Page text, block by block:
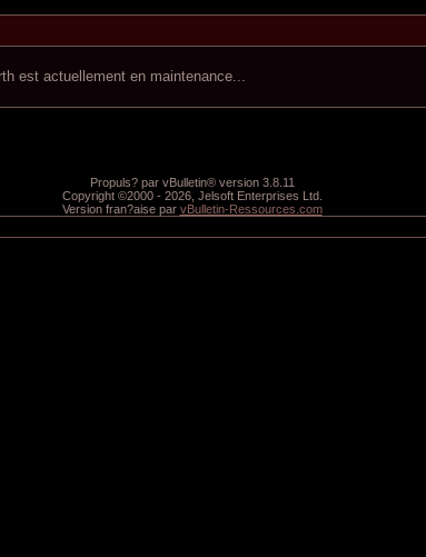
est actuellement en maintenance...
Propuls? par vBulletin® version 3.8.11
Copyright ©2000 - 2026, Jelsoft Enterprises Ltd.
Version fran?aise par vBulletin-Ressources.com